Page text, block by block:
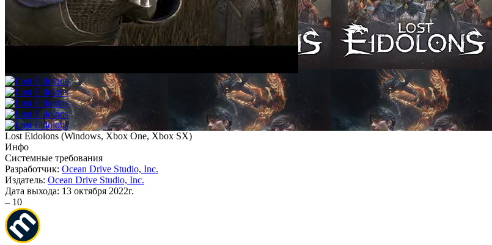
Lost Eidolons (Windows, Xbox One, Xbox SX)
Инфо
Системные требования
Разработчик: Ocean Drive Studio, Inc.
Издатель: Ocean Drive Studio, Inc.
Дата выхода: 13 октября 2022г.
– 10